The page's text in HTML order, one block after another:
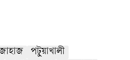
পটুয়াখালী